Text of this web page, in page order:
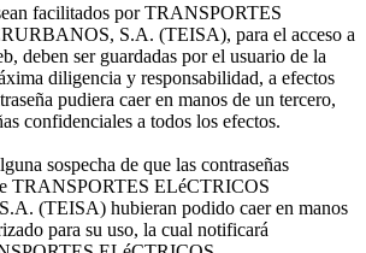
facilitados por TRANSPORTES
S.A. (TEISA), para el acceso a
deben ser guardadas por el usuario de la
diligencia y responsabilidad, a efectos
pudiera caer en manos de un tercero,
confidenciales a todos los efectos.
sospecha de que las contraseñas
TRANSPORTES ELéCTRICOS
(TEISA) hubieran podido caer en manos
para su uso, la cual notificará